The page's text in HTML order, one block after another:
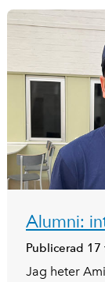
Alumni:
Publicerad
Jag heter